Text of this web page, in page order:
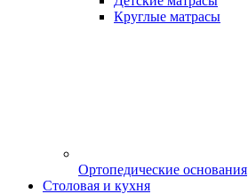
Круглые матрасы
Ортопедические основания
Столовая и кухня